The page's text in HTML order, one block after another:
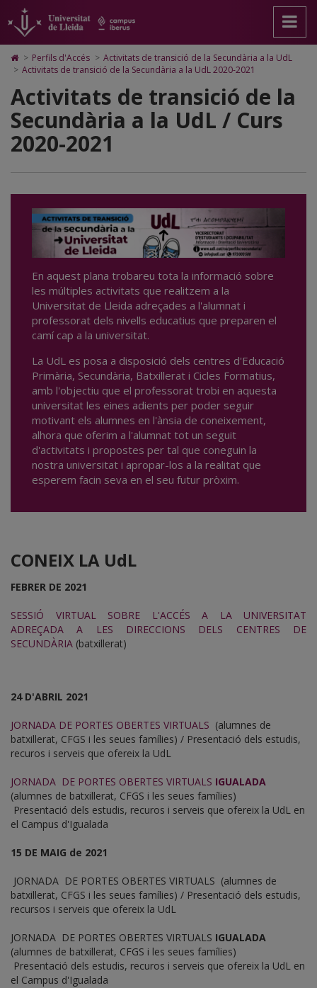
Activitats
de
transició
de
la
Secundària
a
la
UdL
2020-
pàgina
principal.
Universitat
Lleida
contingut
principal
pàgina
Mapa
Web.
Universitat
Lleida
Cerca
Accessibilitat.
Universitat
Lleida
Icono
de
para
ir
a
la
página
de
> Perfils d'Accés > Activitats de transició de la Secundària a la UdL
> Activitats de transició de la Secundària a la UdL 2020-2021
Activitats de transició de la
Secundària a la UdL / Curs
2020-2021
En aquest plana trobareu tota la informació sobre
les múltiples activitats que realitzem a la
Universitat de Lleida adreçades a l'alumnat i
professorat dels nivells educatius que preparen el
camí cap a la universitat.
La UdL es posa a disposició dels centres d'Educació
Primària, Secundària, Batxillerat i Cicles Formatius,
amb l'objectiu que el professorat trobi en aquesta
universitat les eines adients per poder seguir
motivant els alumnes en l'ànsia de coneixement,
alhora que oferim a l'alumnat tot un seguit
d'activitats i propostes per tal que coneguin la
nostra universitat i apropar-los a la realitat que
esperem facin seva en el seu futur pròxim.
CONEIX LA UdL
FEBRER DE 2021
SESSIÓ VIRTUAL SOBRE L'ACCÉS A LA UNIVERSITAT
ADREÇADA A LES DIRECCIONS DELS CENTRES DE
SECUNDÀRIA (batxillerat)
24 D'ABRIL 2021
JORNADA DE PORTES OBERTES VIRTUALS (alumnes de
batxillerat, CFGS i les seues famílies) / Presentació dels estudis,
recuros i serveis que ofereix la UdL
JORNADA DE PORTES OBERTES VIRTUALS IGUALADA
(alumnes de batxillerat, CFGS i les seues famílies)
Presentació dels estudis, recuros i serveis que ofereix la UdL en
el Campus d'Igualada
15 DE MAIG de 2021
JORNADA DE PORTES OBERTES VIRTUALS (alumnes de
batxillerat, CFGS i les seues famílies) / Presentació dels estudis,
recursos i serveis que ofereix la UdL
JORNADA DE PORTES OBERTES VIRTUALS IGUALADA
(alumnes de batxillerat, CFGS i les seues famílies)
Presentació dels estudis, recuros i serveis que ofereix la UdL en
el Campus d'Igualada